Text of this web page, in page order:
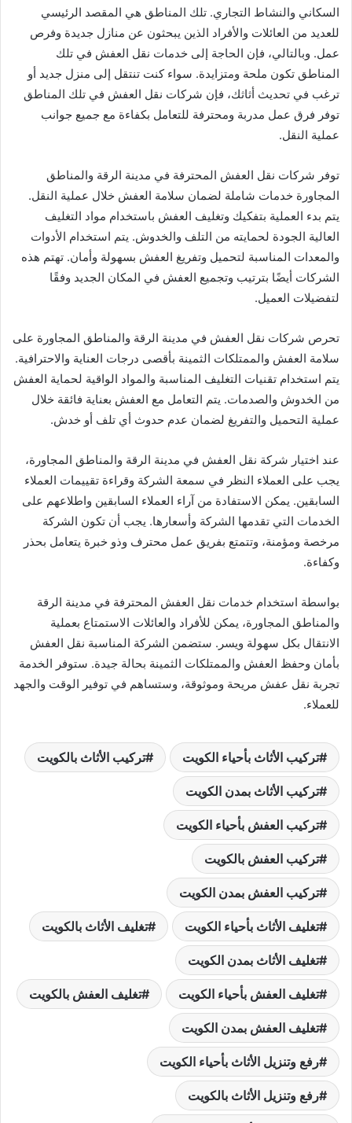
السكاني والنشاط التجاري. تلك المناطق هي المقصد الرئيسي
للعديد من العائلات والأفراد الذين يبحثون عن منازل جديدة وفرص
عمل. وبالتالي، فإن الحاجة إلى خدمات نقل العفش في تلك
المناطق تكون ملحة ومتزايدة. سواء كنت تنتقل إلى منزل جديد أو
ترغب في تحديث أثاثك، فإن شركات نقل العفش في تلك المناطق
توفر فرق عمل مدربة ومحترفة للتعامل بكفاءة مع جميع جوانب
عملية النقل.
توفر شركات نقل العفش المحترفة في مدينة الرقة والمناطق
المجاورة خدمات شاملة لضمان سلامة العفش خلال عملية النقل.
يتم بدء العملية بتفكيك وتغليف العفش باستخدام مواد التغليف
العالية الجودة لحمايته من التلف والخدوش. يتم استخدام الأدوات
والمعدات المناسبة لتحميل وتفريغ العفش بسهولة وأمان. تهتم هذه
الشركات أيضًا بترتيب وتجميع العفش في المكان الجديد وفقًا
لتفضيلات العميل.
تحرص شركات نقل العفش في مدينة الرقة والمناطق المجاورة على
سلامة العفش والممتلكات الثمينة بأقصى درجات العناية والاحترافية.
يتم استخدام تقنيات التغليف المناسبة والمواد الواقية لحماية العفش
من الخدوش والصدمات. يتم التعامل مع العفش بعناية فائقة خلال
عملية التحميل والتفريغ لضمان عدم حدوث أي تلف أو خدش.
عند اختيار شركة نقل العفش في مدينة الرقة والمناطق المجاورة،
يجب على العملاء النظر في سمعة الشركة وقراءة تقييمات العملاء
السابقين. يمكن الاستفادة من آراء العملاء السابقين واطلاعهم على
الخدمات التي تقدمها الشركة وأسعارها. يجب أن تكون الشركة
مرخصة ومؤمنة، وتتمتع بفريق عمل محترف وذو خبرة يتعامل بحذر
وكفاءة.
بواسطة استخدام خدمات نقل العفش المحترفة في مدينة الرقة
والمناطق المجاورة، يمكن للأفراد والعائلات الاستمتاع بعملية
الانتقال بكل سهولة ويسر. ستضمن الشركة المناسبة نقل العفش
بأمان وحفظ العفش والممتلكات الثمينة بحالة جيدة. ستوفر الخدمة
تجربة نقل عفش مريحة وموثوقة، وستساهم في توفير الوقت والجهد
للعملاء.
تركيب الأثاث بأحياء الكويت تركيب الأثاث بالكويت
تركيب الأثاث بمدن الكويت
تركيب العفش بأحياء الكويت
تركيب العفش بالكويت
تركيب العفش بمدن الكويت
تغليف الأثاث بأحياء الكويت تغليف الأثاث بالكويت
تغليف الأثاث بمدن الكويت
تغليف العفش بأحياء الكويت تغليف العفش بالكويت
تغليف العفش بمدن الكويت
رفع وتنزيل الأثاث بأحياء الكويت
رفع وتنزيل الأثاث بالكويت